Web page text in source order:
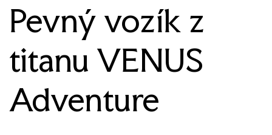
Pevný vozík z
titanu VENUS
Adventure